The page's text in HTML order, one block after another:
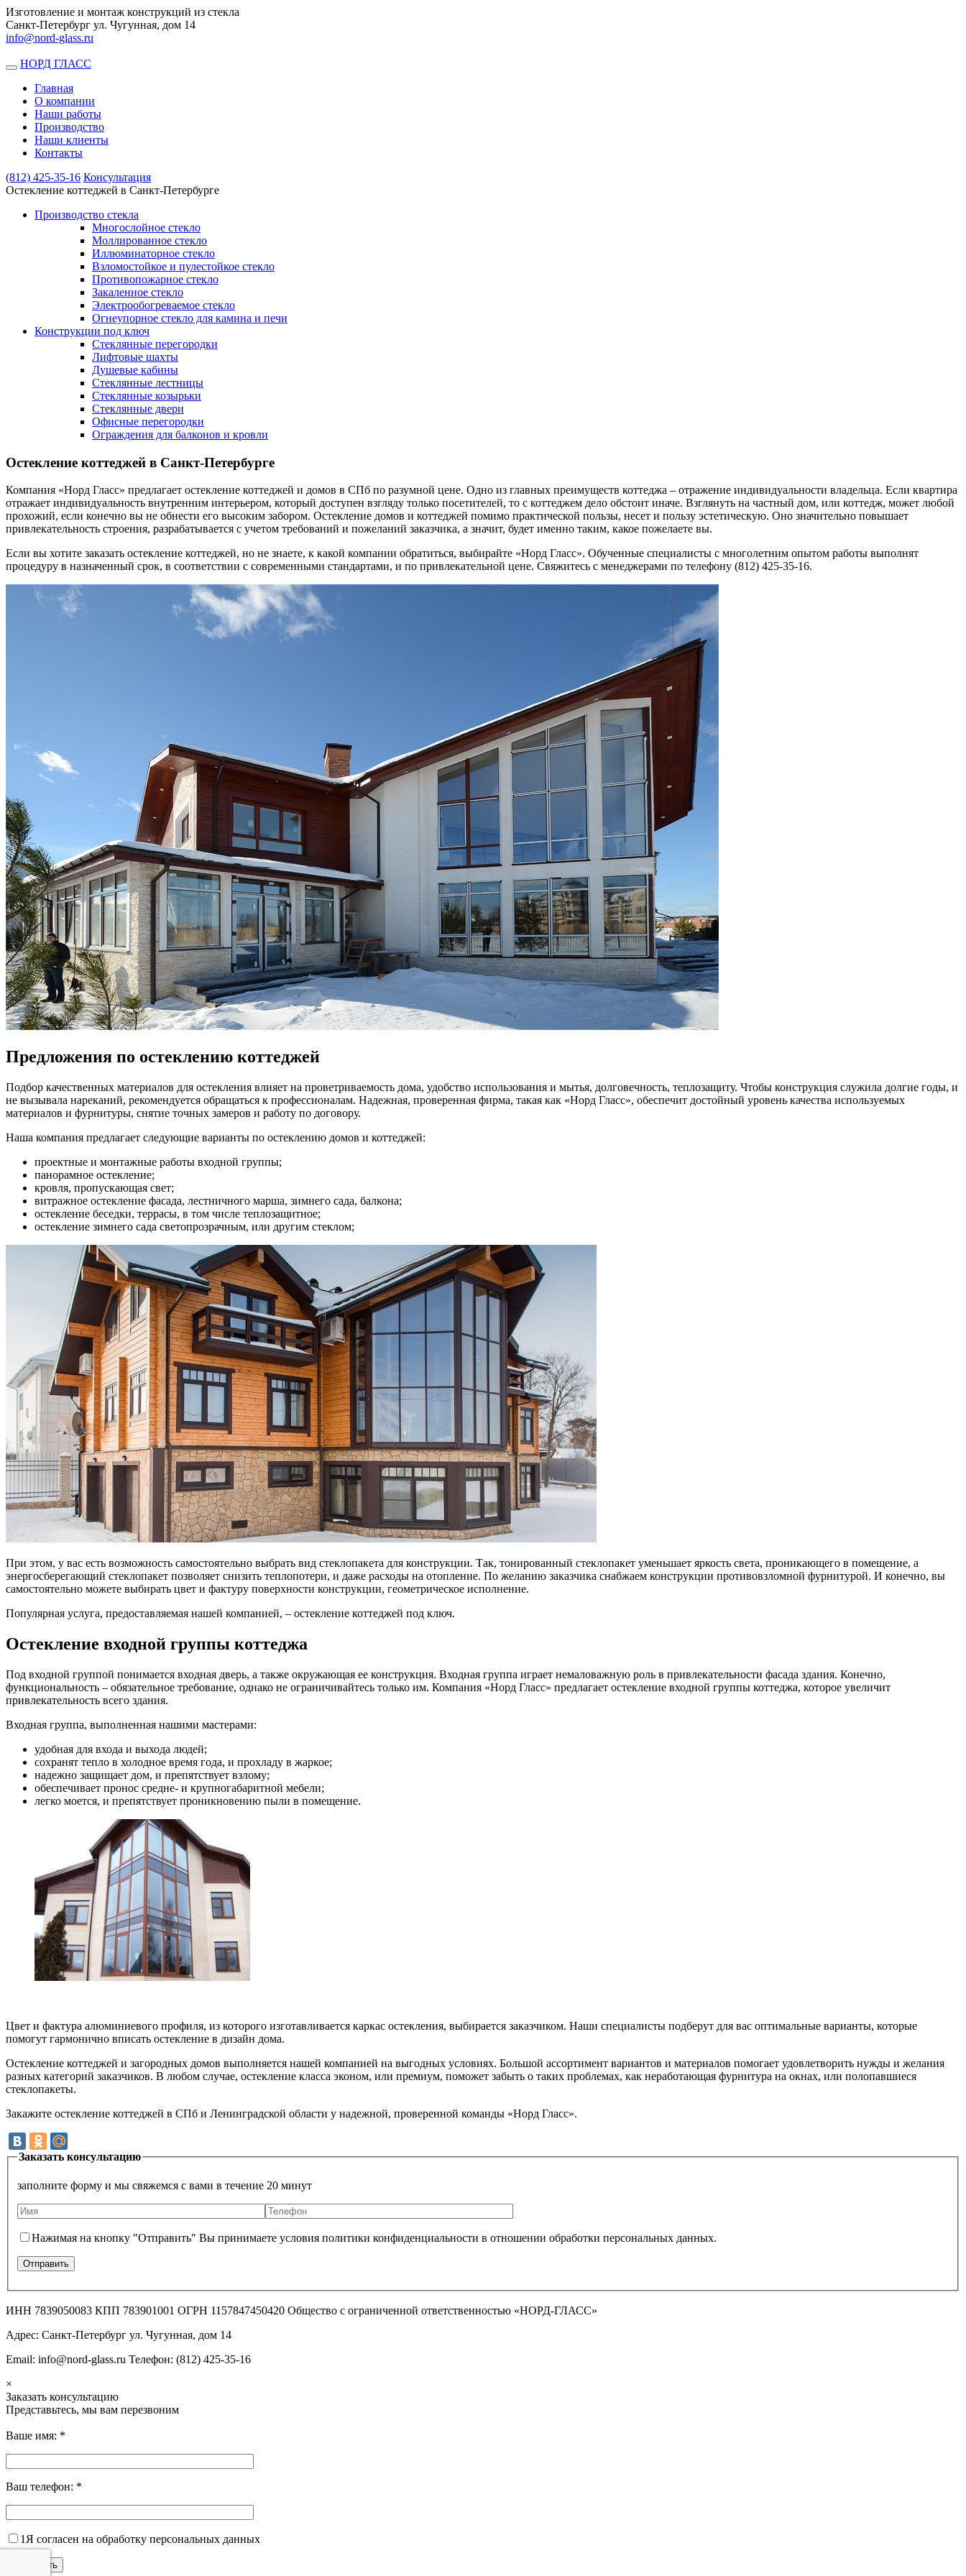
Изготовление и монтаж конструкций из стекла
Санкт-Петербург ул. Чугунная, дом 14
info@nord-glass.ru
Toggle
navigation
НОРД ГЛАСС
Главная
О компании
Наши работы
Производство
Наши клиенты
Контакты
(812) 425-35-16 Консультация
Остекление коттеджей в Санкт-Петербурге
Производство стекла
Многослойное стекло
Моллированное стекло
Иллюминаторное стекло
Взломостойкое и пулестойкое стекло
Противопожарное стекло
Закаленное стекло
Электрообогреваемое стекло
Огнеупорное стекло для камина и печи
Конструкции под ключ
Стеклянные перегородки
Лифтовые шахты
Душевые кабины
Cтеклянные лестницы
Cтеклянные козырьки
Cтеклянные двери
Офисные перегородки
Ограждения для балконов и кровли
Остекление коттеджей в Санкт-Петербурге
Компания «Норд Гласс» предлагает остекление коттеджей и домов в СПб по разумной цене. Одно из главных преимуществ коттеджа – отражение индивидуальности владельца. Если квартира
отражает индивидуальность внутренним интерьером, который доступен взгляду только посетителей, то с коттеджем дело обстоит иначе. Взглянуть на частный дом, или коттедж, может любой
прохожий, если конечно вы не обнести его высоким забором. Остекление домов и коттеджей помимо практической пользы, несет и пользу эстетическую. Оно значительно повышает
привлекательность строения, разрабатывается с учетом требований и пожеланий заказчика, а значит, будет именно таким, какое пожелаете вы.
Если вы хотите заказать остекление коттеджей, но не знаете, к какой компании обратиться, выбирайте «Норд Гласс». Обученные специалисты с многолетним опытом работы выполнят
процедуру в назначенный срок, в соответствии с современными стандартами, и по привлекательной цене. Свяжитесь с менеджерами по телефону (812) 425-35-16.
Предложения по остеклению коттеджей
Подбор качественных материалов для остекления влияет на проветриваемость дома, удобство использования и мытья, долговечность, теплозащиту. Чтобы конструкция служила долгие годы, и
не вызывала нареканий, рекомендуется обращаться к профессионалам. Надежная, проверенная фирма, такая как «Норд Гласс», обеспечит достойный уровень качества используемых
материалов и фурнитуры, снятие точных замеров и работу по договору.
Наша компания предлагает следующие варианты по остеклению домов и коттеджей:
проектные и монтажные работы входной группы;
панорамное остекление;
кровля, пропускающая свет;
витражное остекление фасада, лестничного марша, зимнего сада, балкона;
остекление беседки, террасы, в том числе теплозащитное;
остекление зимнего сада светопрозрачным, или другим стеклом;
При этом, у вас есть возможность самостоятельно выбрать вид стеклопакета для конструкции. Так, тонированный стеклопакет уменьшает яркость света, проникающего в помещение, а
энергосберегающий стеклопакет позволяет снизить теплопотери, и даже расходы на отопление. По желанию заказчика снабжаем конструкции противовзломной фурнитурой. И конечно, вы
самостоятельно можете выбирать цвет и фактуру поверхности конструкции, геометрическое исполнение.
Популярная услуга, предоставляемая нашей компанией, – остекление коттеджей под ключ.
Остекление входной группы коттеджа
Под входной группой понимается входная дверь, а также окружающая ее конструкция. Входная группа играет немаловажную роль в привлекательности фасада здания. Конечно,
функциональность – обязательное требование, однако не ограничивайтесь только им. Компания «Норд Гласс» предлагает остекление входной группы коттеджа, которое увеличит
привлекательность всего здания.
Входная группа, выполненная нашими мастерами:
удобная для входа и выхода людей;
сохранят тепло в холодное время года, и прохладу в жаркое;
надежно защищает дом, и препятствует взлому;
обеспечивает пронос средне- и крупногабаритной мебели;
легко моется, и препятствует проникновению пыли в помещение.
Цвет и фактура алюминиевого профиля, из которого изготавливается каркас остекления, выбирается заказчиком. Наши специалисты подберут для вас оптимальные варианты, которые
помогут гармонично вписать остекление в дизайн дома.
Остекление коттеджей и загородных домов выполняется нашей компанией на выгодных условиях. Большой ассортимент вариантов и материалов помогает удовлетворить нужды и желания
разных категорий заказчиков. В любом случае, остекление класса эконом, или премиум, поможет забыть о таких проблемах, как неработающая фурнитура на окнах, или полопавшиеся
стеклопакеты.
Закажите остекление коттеджей в СПб и Ленинградской области у надежной, проверенной команды «Норд Гласс».
Заказать консультацию
заполните форму и мы свяжемся с вами в течение 20 минут
Нажимая на кнопку "Отправить" Вы принимаете условия политики конфиденциальности в отношении обработки персональных данных.
ИНН 7839050083 КПП 783901001 ОГРН 1157847450420 Общество с ограниченной ответственностью «НОРД-ГЛАСС»
Адрес: Санкт-Петербург ул. Чугунная, дом 14
Email: info@nord-glass.ru Телефон: (812) 425-35-16
×
Заказать консультацию
Представьтесь, мы вам перезвоним
Ваше имя: *
Ваш телефон: *
1 Я согласен на обработку персональных данных